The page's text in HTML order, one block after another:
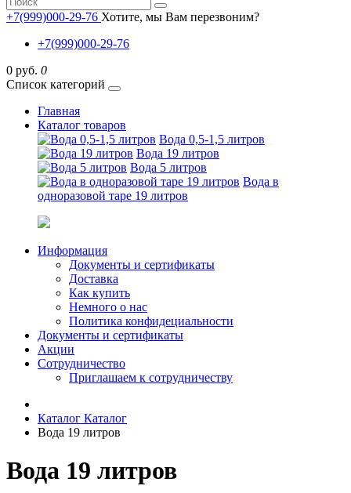
+7(999)000-29-76 Хотите, мы Вам перезвоним?
+7(999)000-29-76
0 руб. 0
Список категорий
Главная
Каталог товаров
Вода 0,5-1,5 литров
Вода 19 литров
Вода 5 литров
Вода в
одноразовой таре 19 литров
Информация
Документы и сертификаты
Доставка
Как купить
Немного о нас
Политика конфидециальности
Документы и сертификаты
Акции
Сотрудничество
Приглашаем к сотрудничеству
Каталог Каталог
Вода 19 литров
Вода 19 литров